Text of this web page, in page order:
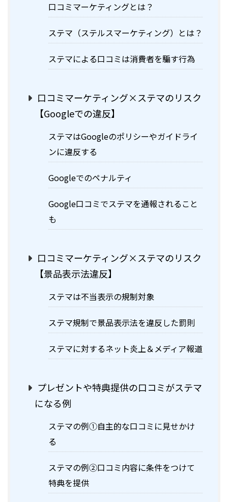
口コミマーケティングとは？
ステマ（ステルスマーケティング）とは？
ステマによる口コミは消費者を騙す行為
口コミマーケティング×ステマのリスク
【Googleでの違反】
ステマはGoogleのポリシーやガイドライ
ンに違反する
Googleでのペナルティ
Google口コミでステマを通報されること
も
口コミマーケティング×ステマのリスク
【景品表示法違反】
ステマは不当表示の規制対象
ステマ規制で景品表示法を違反した罰則
ステマに対するネット炎上＆メディア報道
プレゼントや特典提供の口コミがステマ
になる例
ステマの例①自主的な口コミに見せかけ
る
ステマの例②口コミ内容に条件をつけて
特典を提供